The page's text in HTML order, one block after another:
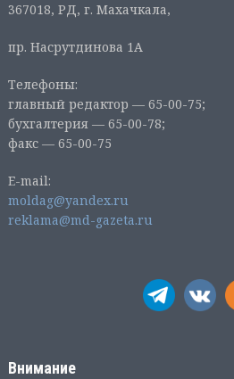
367018, РД, г. Махачкала,
пр. Насрутдинова 1А
Телефоны:
главный редактор — 65-00-75;
бухгалтерия — 65-00-78;
факс — 65-00-75
E-mail:
moldag@yandex.ru
reklama@md-gazeta.ru
Внимание